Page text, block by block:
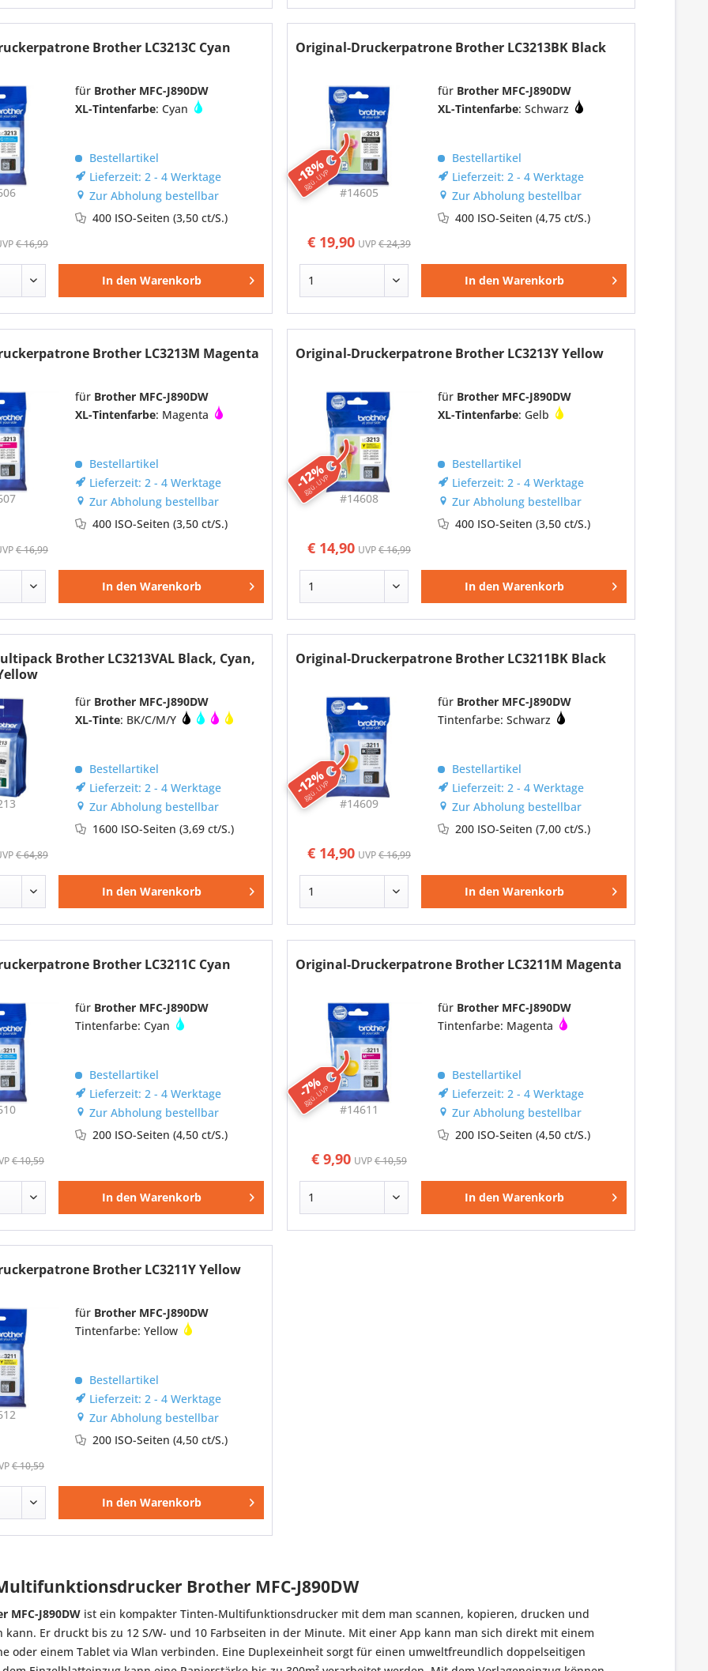
Brother LC3213C Cyan
€ 16,99
für Brother MFC-J890DW
XL-Tintenfarbe: Cyan
Bestellartikel
Lieferzeit: 2 - 4 Werktage
Zur Abholung bestellbar
400 ISO-Seiten(3,50 ct/S.)
In den Warenkorb
-18%
ggü. UVP
Original-Druckerpatrone Brother LC3213BK Black
#14605
€ 19,90 UVP€ 24,39
für Brother MFC-J890DW
XL-Tintenfarbe: Schwarz
Bestellartikel
Lieferzeit: 2 - 4 Werktage
Zur Abholung bestellbar
400 ISO-Seiten(4,75 ct/S.)
In den Warenkorb
Brother LC3213M Magenta
€ 16,99
für Brother MFC-J890DW
XL-Tintenfarbe: Magenta
Bestellartikel
Lieferzeit: 2 - 4 Werktage
Zur Abholung bestellbar
400 ISO-Seiten(3,50 ct/S.)
In den Warenkorb
-12%
ggü. UVP
Original-Druckerpatrone Brother LC3213Y Yellow
#14608
€ 14,90 UVP€ 16,99
für Brother MFC-J890DW
XL-Tintenfarbe: Gelb
Bestellartikel
Lieferzeit: 2 - 4 Werktage
Zur Abholung bestellbar
400 ISO-Seiten(3,50 ct/S.)
In den Warenkorb
Brother LC3213VAL Black, Cyan,
€ 64,89
für Brother MFC-J890DW
XL-Tinte: BK/C/M/Y
Bestellartikel
Lieferzeit: 2 - 4 Werktage
Zur Abholung bestellbar
1600 ISO-Seiten(3,69 ct/S.)
In den Warenkorb
-12%
ggü. UVP
Original-Druckerpatrone Brother LC3211BK Black
#14609
€ 14,90 UVP€ 16,99
für Brother MFC-J890DW
Tintenfarbe: Schwarz
Bestellartikel
Lieferzeit: 2 - 4 Werktage
Zur Abholung bestellbar
200 ISO-Seiten(7,00 ct/S.)
In den Warenkorb
Brother LC3211C Cyan
€ 10,59
für Brother MFC-J890DW
Tintenfarbe: Cyan
Bestellartikel
Lieferzeit: 2 - 4 Werktage
Zur Abholung bestellbar
200 ISO-Seiten(4,50 ct/S.)
In den Warenkorb
-7%
ggü. UVP
Original-Druckerpatrone Brother LC3211M Magenta
#14611
€ 9,90 UVP€ 10,59
für Brother MFC-J890DW
Tintenfarbe: Magenta
Bestellartikel
Lieferzeit: 2 - 4 Werktage
Zur Abholung bestellbar
200 ISO-Seiten(4,50 ct/S.)
In den Warenkorb
Brother LC3211Y Yellow
€ 10,59
für Brother MFC-J890DW
Tintenfarbe: Yellow
Bestellartikel
Lieferzeit: 2 - 4 Werktage
Zur Abholung bestellbar
200 ISO-Seiten(4,50 ct/S.)
In den Warenkorb
Brother MFC-J890DW
MFC-J890DW ist ein kompakter Tinten-Multifunktionsdrucker mit dem man scannen, kopieren, drucken und
kann. Er druckt bis zu 12 S/W- und 10 Farbseiten in der Minute. Mit einer App kann man sich direkt mit einem
oder einem Tablet via Wlan verbinden. Eine Duplexeinheit sorgt für einen umweltfreundlich doppelseitigen